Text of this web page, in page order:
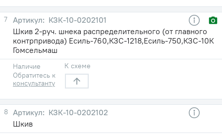
7
КЗК-10-0202101
Шкив 2-руч. шнека распределительного (от главного
контрпривода) Есиль-760,КЗС-1218,Есиль-750,КЗС-10К
Гомсельмаш
Наличие
Обратитесь к
консультанту
К схеме
8
КЗК-10-0202102
Шкив